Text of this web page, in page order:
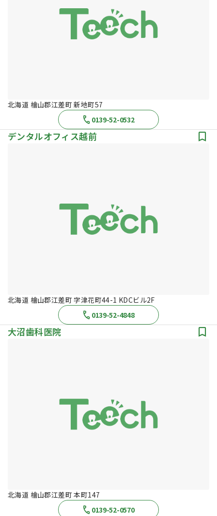
北海道 檜山郡江差町 新地町57
0139-52-0532
デンタルオフィス越前
北海道 檜山郡江差町 字津花町44-1 KDCビル2F
0139-52-4848
大沼歯科医院
北海道 檜山郡江差町 本町147
0139-52-0570